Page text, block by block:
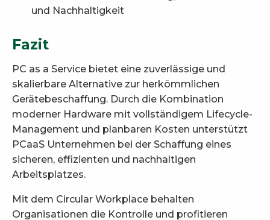
und Nachhaltigkeit
Fazit
PC as a Service bietet eine zuverlässige und
skalierbare Alternative zur herkömmlichen
Gerätebeschaffung. Durch die Kombination
moderner Hardware mit vollständigem Lifecycle-
Management und planbaren Kosten unterstützt
PCaaS Unternehmen bei der Schaffung eines
sicheren, effizienten und nachhaltigen
Arbeitsplatzes.
Mit dem Circular Workplace behalten
Organisationen die Kontrolle und profitieren